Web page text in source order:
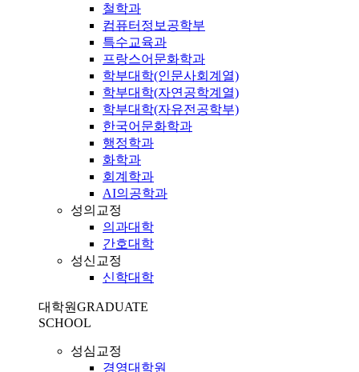
철학과
컴퓨터정보공학부
특수교육과
프랑스어문화학과
학부대학(인문사회계열)
학부대학(자연공학계열)
학부대학(자유전공학부)
한국어문화학과
행정학과
화학과
회계학과
AI의공학과
성의교정
의과대학
간호대학
성신교정
신학대학
대학원GRADUATE
SCHOOL
성심교정
경영대학원